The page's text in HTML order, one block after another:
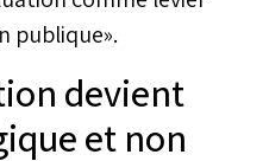
publique».
devient
et non